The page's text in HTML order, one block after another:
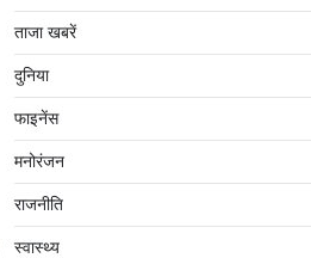
ताजा खबरें
दुनिया
फाइनेंस
मनोरंजन
राजनीति
स्वास्थ्य